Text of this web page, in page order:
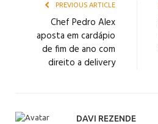
PREVIOUS ARTICLE
Chef Pedro Alex
aposta em cardápio
de fim de ano com
direito a delivery
DAVI REZENDE